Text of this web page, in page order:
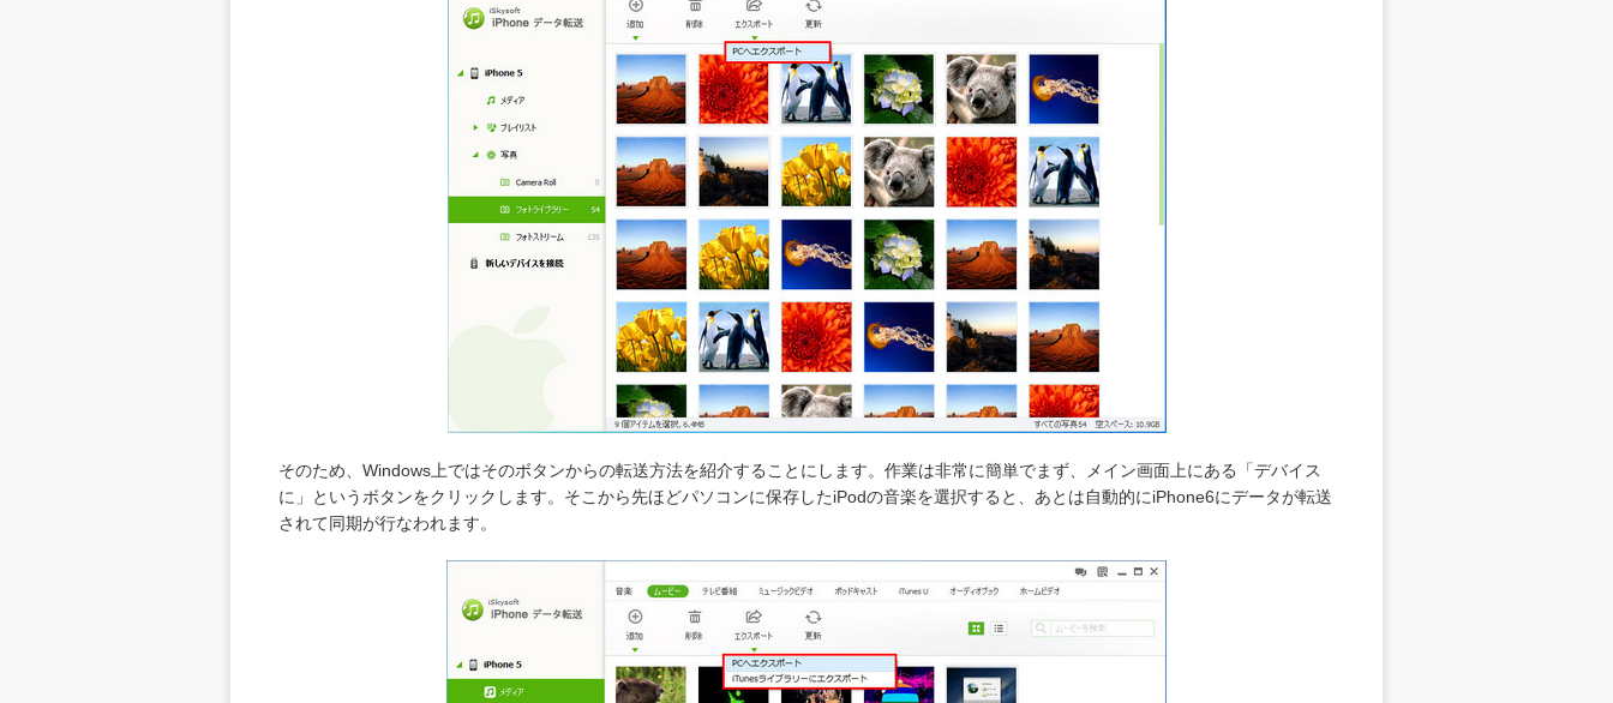
そのため、Windows上ではそのボタンからの転送方法を紹介することにします。作業は非常に簡単でまず、メイン画面上にある「デバイス
に」というボタンをクリックします。そこから先ほどパソコンに保存したiPodの音楽を選択すると、あとは自動的にiPhone6にデータが転送
されて同期が行なわれます。